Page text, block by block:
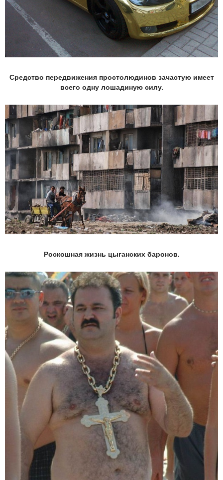
Средство передвижения простолюдинов зачастую имеет
всего одну лошадиную силу.
Роскошная жизнь цыганских баронов.